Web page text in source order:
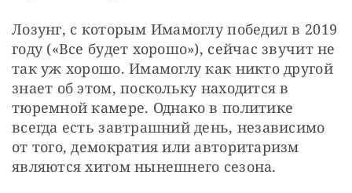
Лозунг, с которым Имамоглу победил в 2019
году («Все будет хорошо»), сейчас звучит не
так уж хорошо. Имамоглу как никто другой
знает об этом, поскольку находится в
тюремной камере. Однако в политике
всегда есть завтрашний день, независимо
от того, демократия или авторитаризм
являются хитом нынешнего сезона.